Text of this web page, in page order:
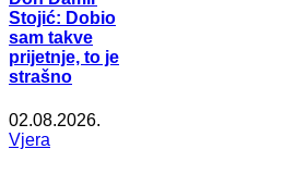
Stojić: Dobio
sam takve
prijetnje, to je
strašno
02.08.2026.
Vjera